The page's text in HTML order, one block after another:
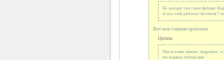
Не находит там таких файлов(
А он у тебя работает без багов?!
Вот моя главная проблема
Цитата:
При вставке кнопки "подробнее" в
последнюю публикацию